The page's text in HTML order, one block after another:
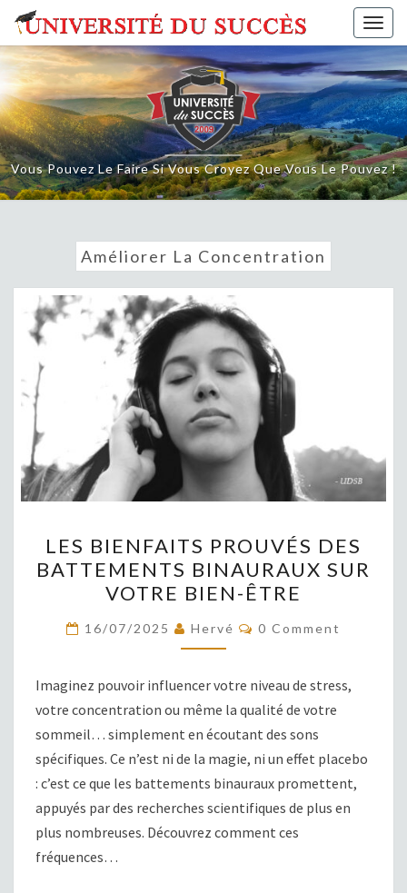
Skip
content
Vous Pouvez Le Faire Si Vous Croyez Que Vous Le Pouvez !
Améliorer La Concentration
BIENFAITS
PROUVÉS
DES
BATTEMENTS
BINAURAUX
BIEN-
LES BIENFAITS PROUVÉS DES
BATTEMENTS BINAURAUX SUR
VOTRE BIEN-ÊTRE
16/07/2025 Hervé COMMENTS
0 Comment
Imaginez pouvoir influencer votre niveau de stress,
votre concentration ou même la qualité de votre
sommeil… simplement en écoutant des sons
spécifiques. Ce n’est ni de la magie, ni un effet placebo
: c’est ce que les battements binauraux promettent,
appuyés par des recherches scientifiques de plus en
plus nombreuses. Découvrez comment ces
fréquences…